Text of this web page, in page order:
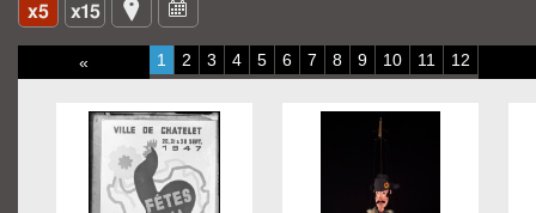
« 1 2 3 4 5 6 7 8 9 10 11 12